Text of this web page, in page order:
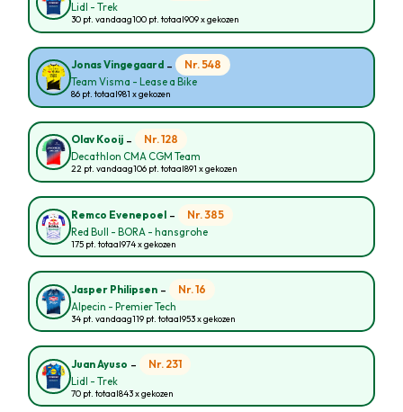
Lidl - Trek
30 pt. vandaag100 pt. totaal909 x gekozen
Jonas Vingegaard - Nr. 548
Team Visma - Lease a Bike
86 pt. totaal981 x gekozen
Olav Kooij - Nr. 128
Decathlon CMA CGM Team
22 pt. vandaag106 pt. totaal891 x gekozen
Remco Evenepoel - Nr. 385
Red Bull - BORA - hansgrohe
175 pt. totaal974 x gekozen
Jasper Philipsen - Nr. 16
Alpecin - Premier Tech
34 pt. vandaag119 pt. totaal953 x gekozen
Juan Ayuso - Nr. 231
Lidl - Trek
70 pt. totaal843 x gekozen